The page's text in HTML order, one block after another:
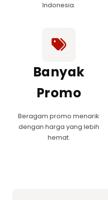
Indonesia.
Banyak
Promo
Beragam promo menarik
dengan harga yang lebih
hemat.